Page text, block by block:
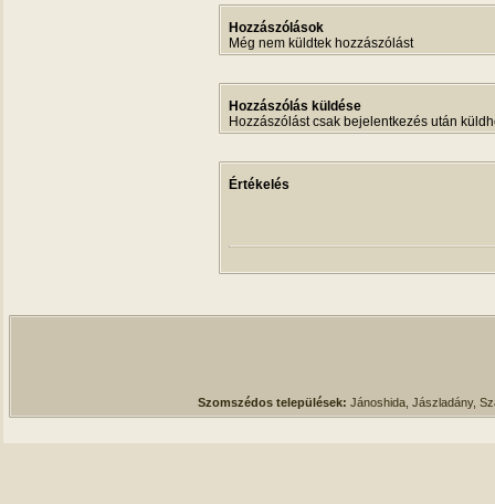
Hozzászólások
Még nem küldtek hozzászólást
Hozzászólás küldése
Hozzászólást csak bejelentkezés után
Értékelés
Szomszédos települések: Jánoshida, Jászladány,